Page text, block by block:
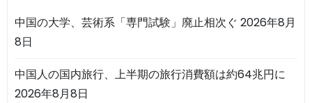
中国の大学、芸術系「専門試験」廃止相次ぐ 2026年8月
8日
中国人の国内旅行、上半期の旅行消費額は約64兆円に
2026年8月8日